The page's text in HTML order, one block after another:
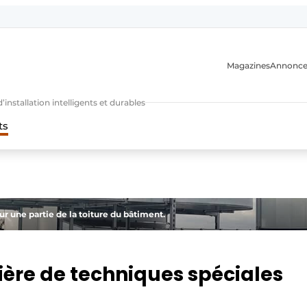
intelligents et durables
Magazines
une partie de la toiture du bâtiment.
de techniques spéciales